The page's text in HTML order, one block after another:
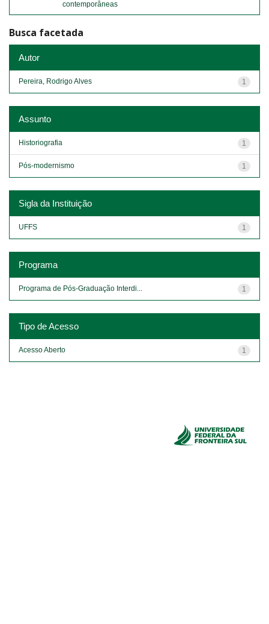
contemporâneas
Busca facetada
Autor
1
Pereira, Rodrigo Alves
Assunto
1
Historiografia
1
Pós-modernismo
Sigla da Instituição
1
UFFS
Programa
1
Programa de Pós-Graduação Interdi...
Tipo de Acesso
1
Acesso Aberto